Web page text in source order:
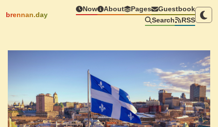
brennan.day
Now About Pages
Guestbook
Search
RSS